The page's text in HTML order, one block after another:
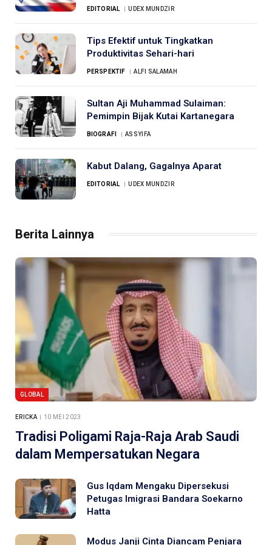
EDITORIAL UDEX MUNDZIR
Tips Efektif untuk Tingkatkan
Produktivitas Sehari-hari
PERSPEKTIF ALFI SALAMAH
Sultan Aji Muhammad Sulaiman:
Pemimpin Bijak Kutai Kartanegara
BIOGRAFI ASSYIFA
Kabut Dalang, Gagalnya Aparat
EDITORIAL UDEX MUNDZIR
Berita Lainnya
GLOBAL
ERICKA 10 MEI 2023
Tradisi Poligami Raja-Raja Arab Saudi
dalam Mempersatukan Negara
Gus Iqdam Mengaku Dipersekusi
Petugas Imigrasi Bandara Soekarno
Hatta
Modus Janji Cinta Diancam Penjara